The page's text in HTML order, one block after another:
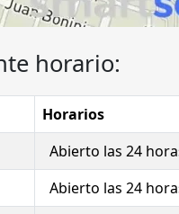
horario:
Horarios
Abierto las 24
Abierto las 24